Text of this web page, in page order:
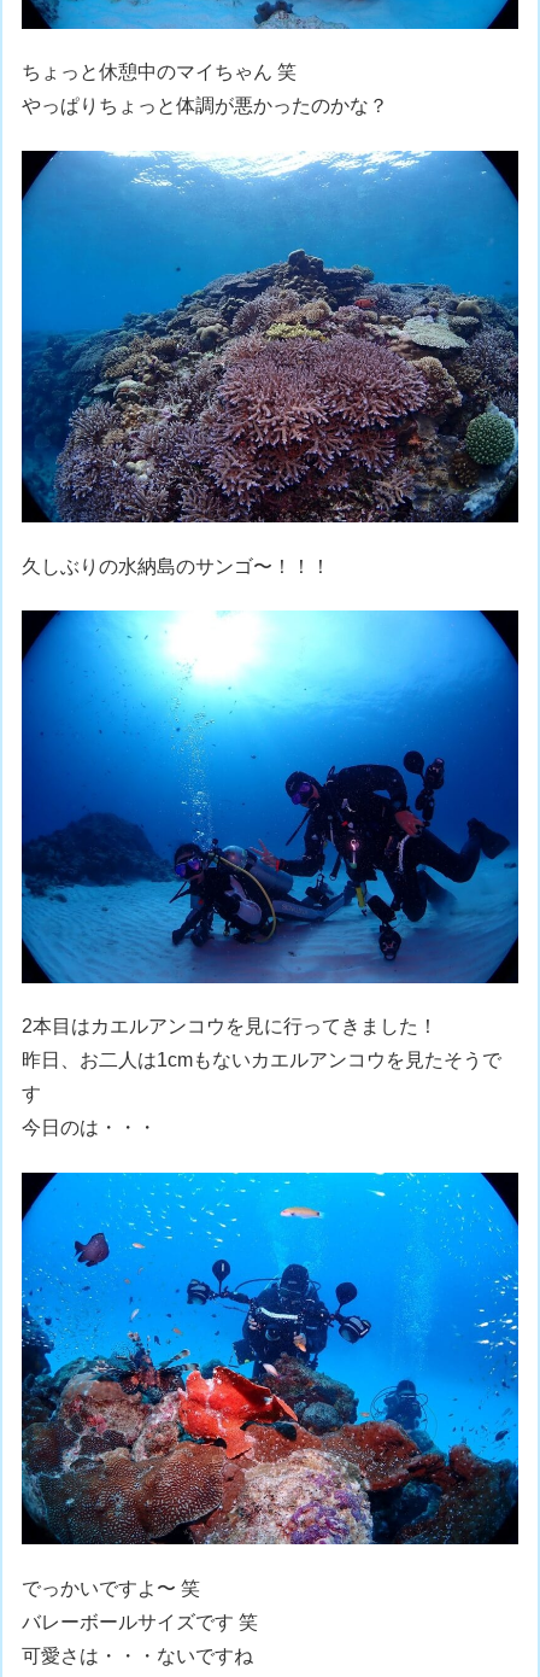
ちょっと休憩中のマイちゃん 笑
やっぱりちょっと体調が悪かったのかな？
久しぶりの水納島のサンゴ〜！！！
2本目はカエルアンコウを見に行ってきました！
昨日、お二人は1cmもないカエルアンコウを見たそうで
す
今日のは・・・
でっかいですよ〜 笑
バレーボールサイズです 笑
可愛さは・・・ないですね